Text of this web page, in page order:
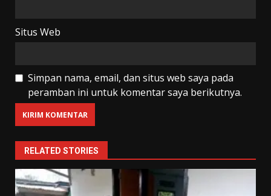
Situs Web
Simpan nama, email, dan situs web saya pada
peramban ini untuk komentar saya berikutnya.
RELATED STORIES